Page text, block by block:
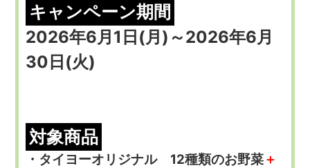
キャンペーン期間
2026年6月1日(月)～2026年6月
30日(火)
対象商品
・タイヨーオリジナル 12種類のお野菜＋